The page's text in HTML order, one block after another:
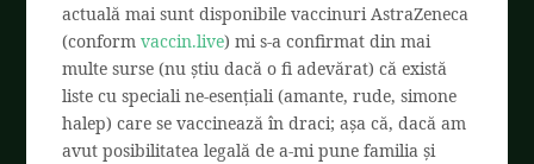
actuală mai sunt disponibile vaccinuri AstraZeneca
(conformvaccin.live) mi s-a confirmat din mai
multe surse (nu știu dacă o fi adevărat) că există
liste cu speciali ne-esențiali (amante, rude, simone
halep) care se vaccinează în draci; așa că, dacă am
avut posibilitatea legală de a-mi pune familia și